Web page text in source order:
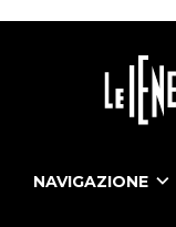
NAVIGAZIONE